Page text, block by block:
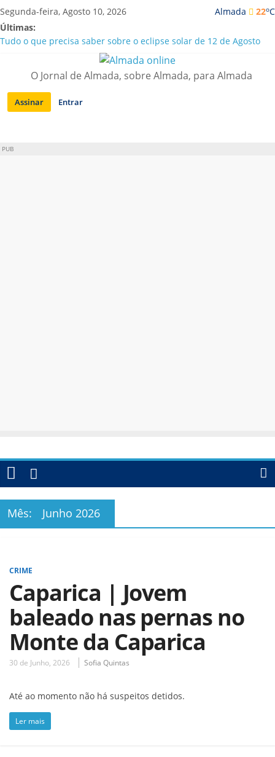
Saltar
para
conteúdo
Almada 22oC
Segunda-feira, Agosto 10, 2026
Últimas:
Tudo o que precisa saber sobre o eclipse solar de 12 de Agosto
Caparica | Orchestra GMO traz “Música sem Fronteiras” a Porto
Laranjeiro | Detido por tráfico de droga e posse de arma proibida
A “crise” da água em Almada: ilações e ensinamentos necessários
para o futuro
O Jornal de Almada, sobre Almada, para Almada
Assinar Entrar
PUB
Mês: Junho 2026
CRIME
Caparica | Jovem
baleado nas pernas no
Monte da Caparica
30 de Junho, 2026 Sofia Quintas
Até ao momento não há suspeitos detidos.
Ler mais